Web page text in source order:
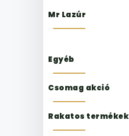
Mr Lazúr
Egyéb
Csomag akció
Rakatos termékek